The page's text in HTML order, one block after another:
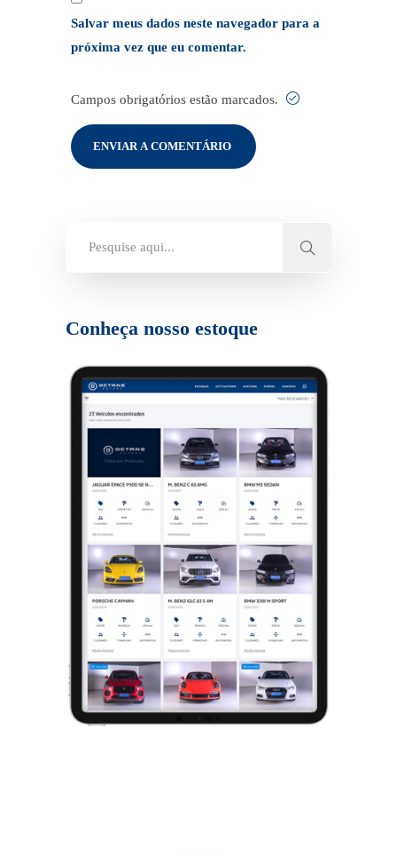
Salvar meus dados neste navegador para a
próxima vez que eu comentar.
Campos obrigatórios estão marcados.
Conheça nosso estoque